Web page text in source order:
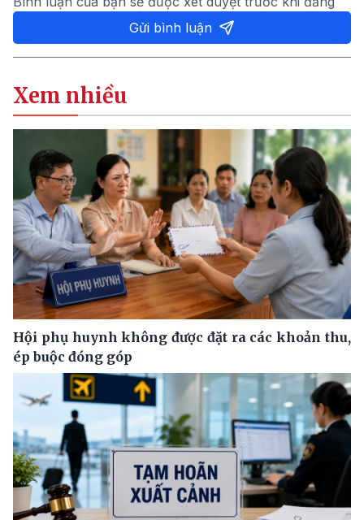
Gửi bình luận
Xem nhiều
Hội phụ huynh không được đặt ra các khoản thu,
ép buộc đóng góp